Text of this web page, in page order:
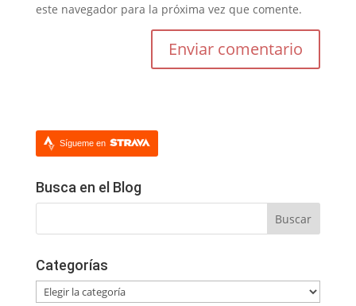
este navegador para la próxima vez que comente.
Sígueme en
Busca en el Blog
Categorías
Categorías